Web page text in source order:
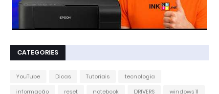
CATEGORIES
YouTube Dicas Tutoriais
tecnologia
informação
reset notebook DRIVERS
windows 11